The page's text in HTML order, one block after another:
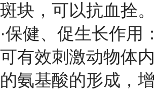
斑块，可以抗血拴。
·保健、促生长作用
可有效刺激动物体
的氨基酸的形成，